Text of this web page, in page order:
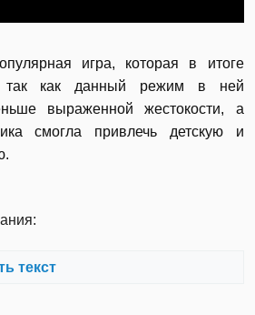
игра, которая в итоге
так как данный режим в ней
выраженной жестокости, а
смогла привлечь детскую и
текст